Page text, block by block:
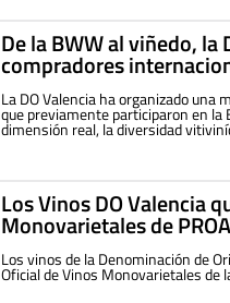
De la BWW al viñedo,
compradores
La DO Valencia ha organizado
que previamente participaron en la
dimensión real, la diversidad
Los Vinos DO Valencia
Monovarietales de
Los vinos de la Denominación de
Oficial de Vinos Monovarietales de